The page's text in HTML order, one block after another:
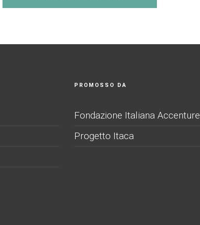
PROMOSSO DA
Fondazione Italiana Accenture
Progetto Itaca